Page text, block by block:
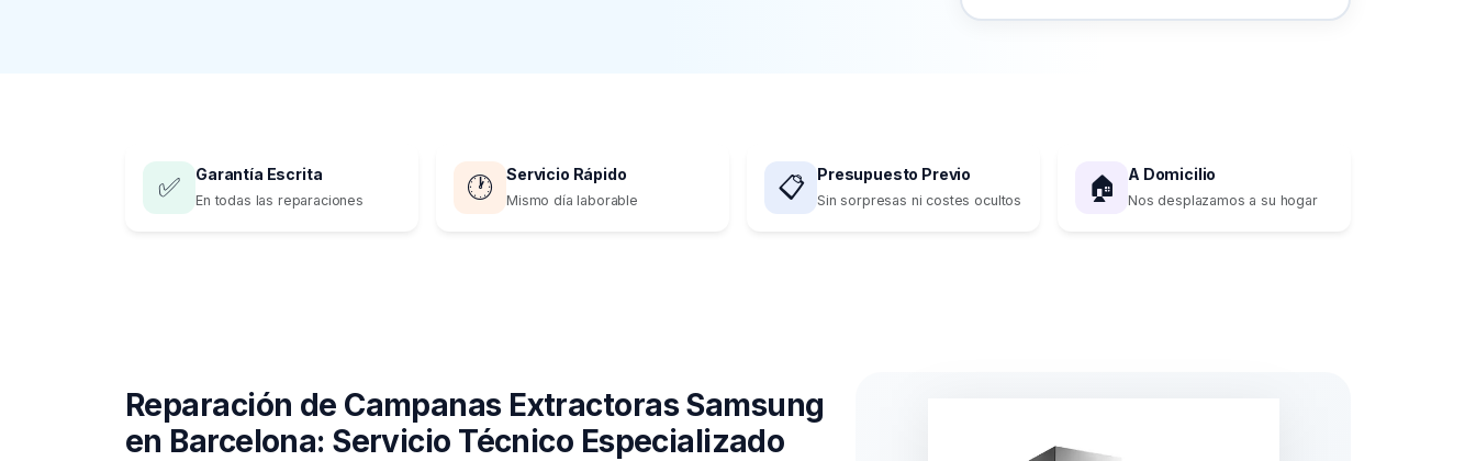
✅ Garantía Escrita
En todas las reparaciones 🕐 Servicio Rápido
Mismo día laborable 📋 Presupuesto Previo
Sin sorpresas ni costes ocultos 🏠 A Domicilio
Nos desplazamos a su hogar
Reparación de Campanas Extractoras Samsung
en Barcelona: Servicio Técnico Especializado